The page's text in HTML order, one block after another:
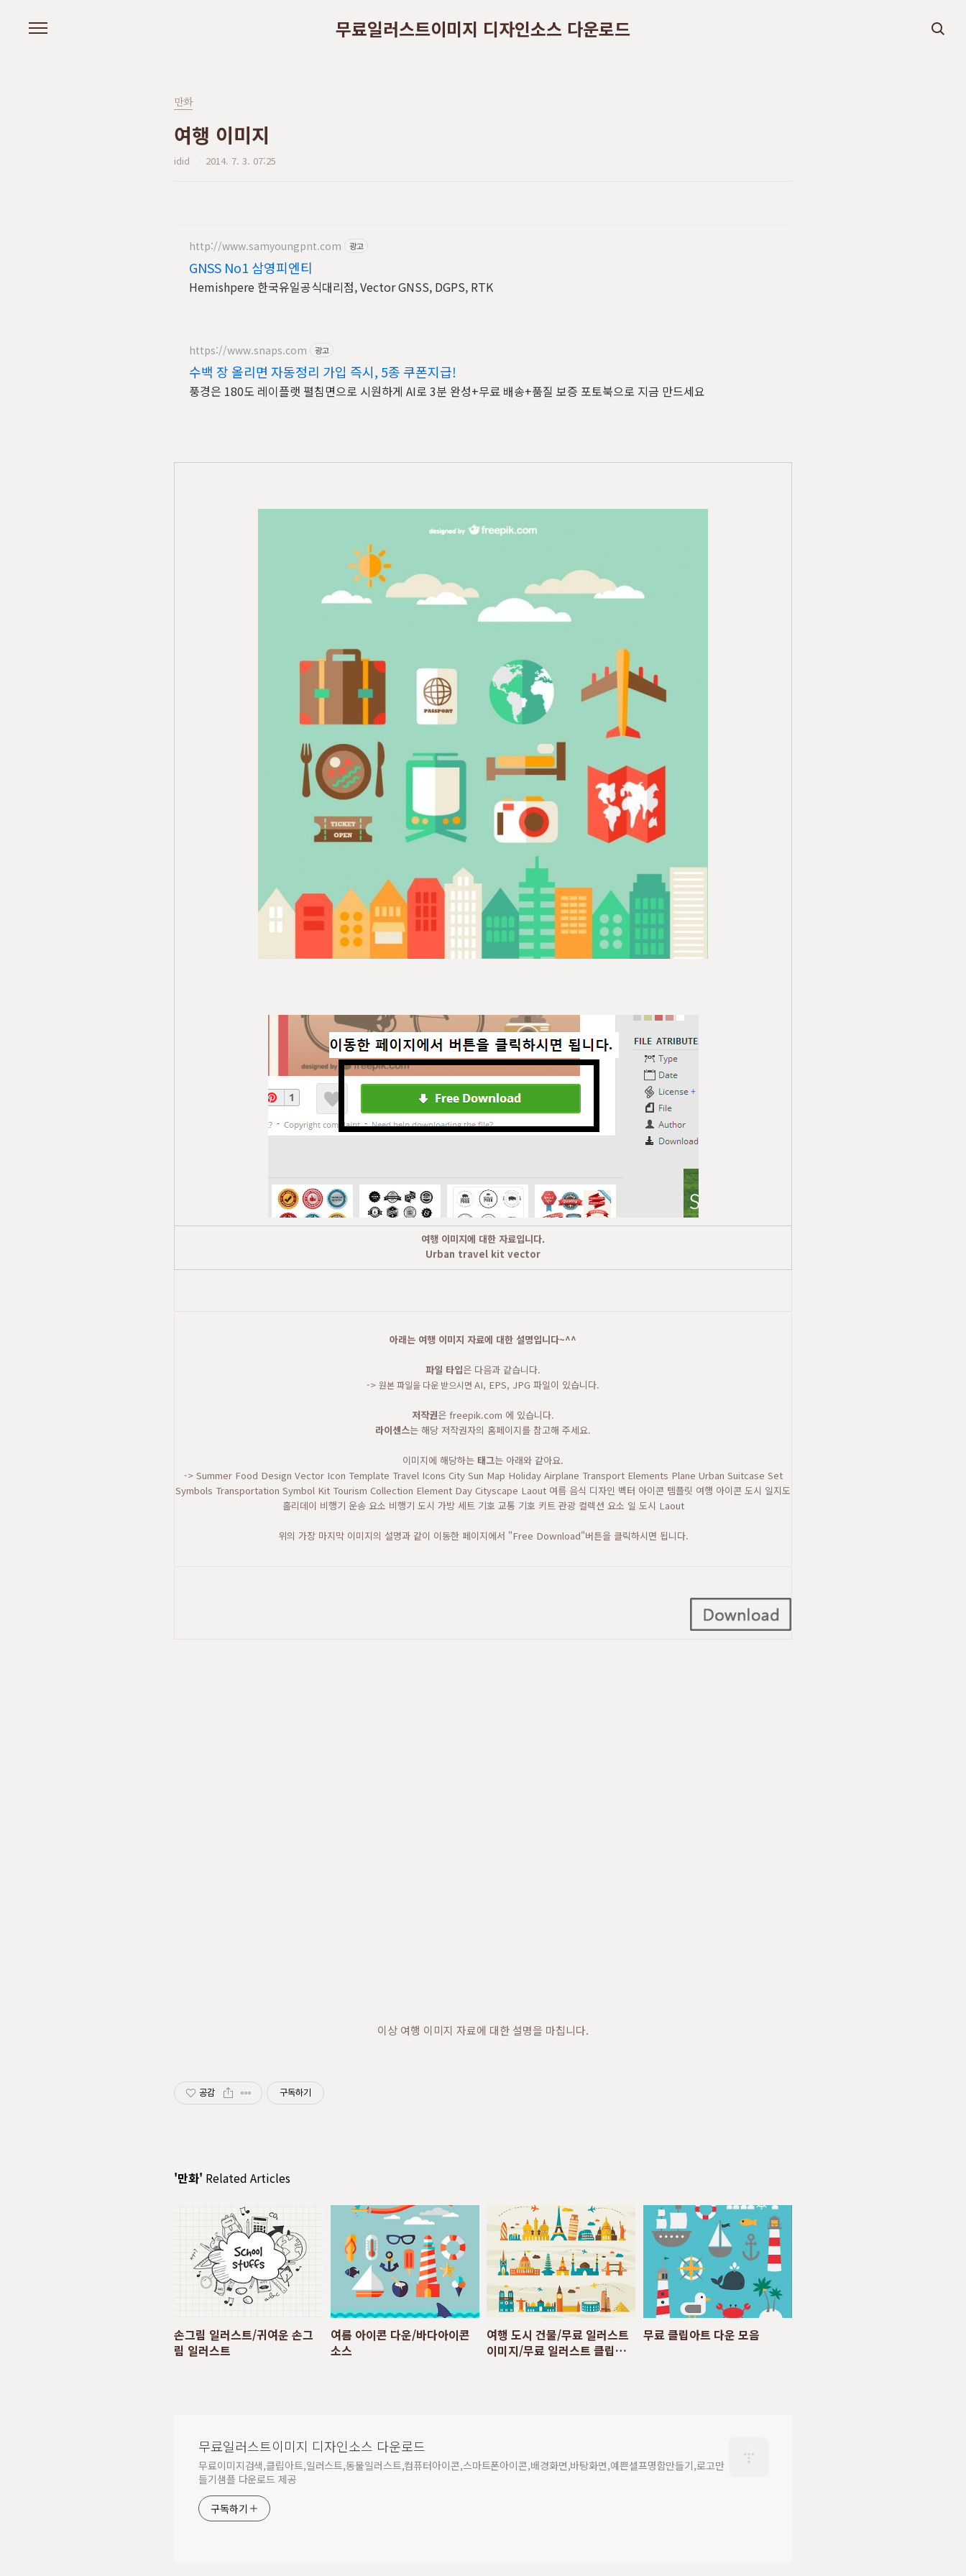
무료일러스트이미지 디자인소스 다운로드
만화
여행 이미지
idid 2014. 7. 3. 07:25
http://www.samyoungpnt.com 광고
GNSS No1 삼영피엔티
Hemishpere 한국유일공식대리점, Vector GNSS, DGPS, RTK
https://www.snaps.com 광고
수백 장 올리면 자동정리 가입 즉시, 5종 쿠폰지급!
풍경은 180도 레이플랫 펼침면으로 시원하게 AI로 3분 완성+무료 배송+품질 보증 포토북으로 지금 만드세요
여행 이미지에 대한 자료입니다.
Urban travel kit vector
아래는 여행 이미지 자료에 대한 설명입니다~^^
파일 타입은 다음과 같습니다.
-> 원본 파일을 다운 받으시면 AI, EPS, JPG 파일이 있습니다.
저작권은 freepik.com 에 있습니다.
라이센스는 해당 저작권자의 홈페이지를 참고해 주세요.
이미지에 해당하는 태그는 아래와 같아요.
-> Summer Food Design Vector Icon Template Travel Icons City Sun Map Holiday Airplane Transport Elements Plane Urban Suitcase Set
Symbols Transportation Symbol Kit Tourism Collection Element Day Cityscape Laout 여름 음식 디자인 벡터 아이콘 템플릿 여행 아이콘 도시 일지도
홀리데이 비행기 운송 요소 비행기 도시 가방 세트 기호 교통 기호 키트 관광 컬렉션 요소 일 도시 Laout
위의 가장 마지막 이미지의 설명과 같이 이동한 페이지에서 "Free Download"버튼을 클릭하시면 됩니다.
이상 여행 이미지 자료에 대한 설명을 마칩니다.
공감 구독하기
'만화' Related Articles
손그림 일러스트/귀여운 손그
림 일러스트
여름 아이콘 다운/바다아이콘
소스
여행 도시 건물/무료 일러스트
이미지/무료 일러스트 클립아
무료 클립아트 다운 모음
무료일러스트이미지 디자인소스 다운로드
무료이미지검색,클립아트,일러스트,동물일러스트,컴퓨터아이콘,스마트폰아이콘,배경화면,바탕화면,예쁜셀프명함만들기,로고만
들기샘플 다운로드 제공
구독하기